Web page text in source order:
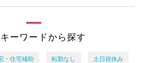
キーワードから探す
・住宅補助 転勤なし 土日祝休み